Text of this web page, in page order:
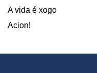
A vida é xogo
Acion!